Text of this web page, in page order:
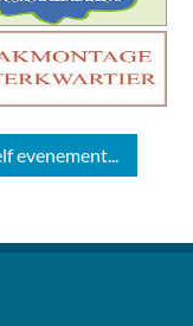
evenement...